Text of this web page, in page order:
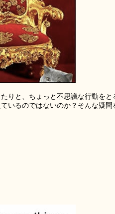
りと、ちょっと不思議な行動をと
いるのではないのか？そんな疑問